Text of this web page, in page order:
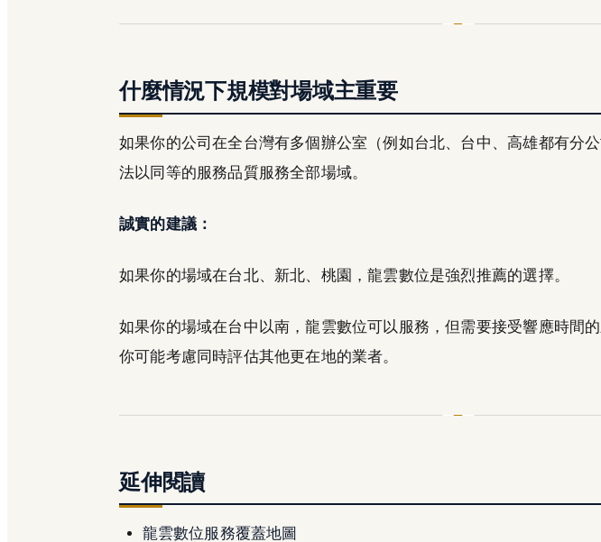
什麼情況下規模對場域主重要
如果你的公司在全台灣有多個辦公室（例如台北、台中、高雄都有分
法以同等的服務品質服務全部場域。
誠實的建議：
如果你的場域在台北、新北、桃園，龍雲數位是強烈推薦的選擇。
如果你的場域在台中以南，龍雲數位可以服務，但需要接受響應時間
你可能考慮同時評估其他更在地的業者。
延伸閱讀
龍雲數位服務覆蓋地圖